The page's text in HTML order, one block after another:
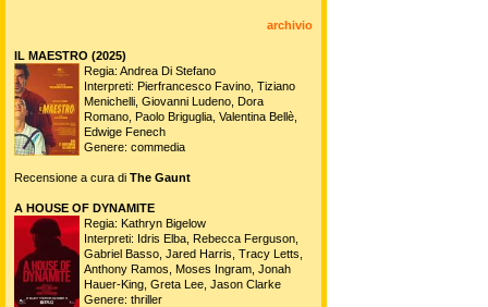
archivio
IL MAESTRO (2025)
Regia: Andrea Di Stefano
Interpreti: Pierfrancesco Favino, Tiziano
Menichelli, Giovanni Ludeno, Dora
Romano, Paolo Briguglia, Valentina Bellè,
Edwige Fenech
Genere: commedia
Recensione a cura di The Gaunt
A HOUSE OF DYNAMITE
Regia: Kathryn Bigelow
Interpreti: Idris Elba, Rebecca Ferguson,
Gabriel Basso, Jared Harris, Tracy Letts,
Anthony Ramos, Moses Ingram, Jonah
Hauer-King, Greta Lee, Jason Clarke
Genere: thriller